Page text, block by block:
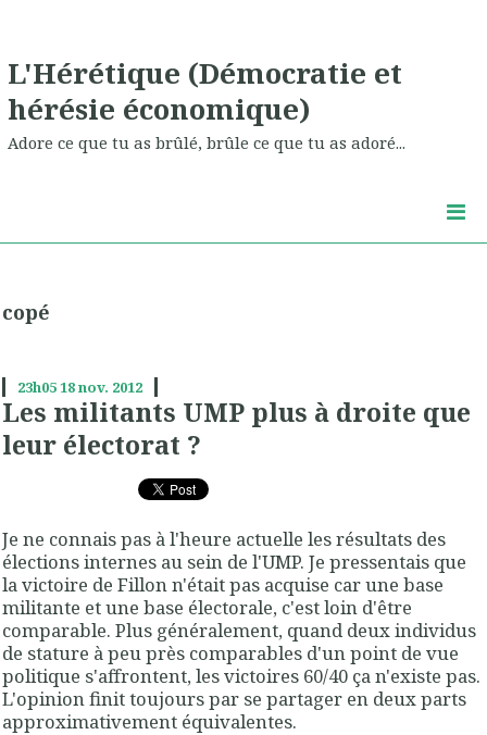
L'Hérétique (Démocratie et
hérésie économique)
Adore ce que tu as brûlé, brûle ce que tu as adoré...
copé
23h0518nov. 2012
Les militants UMP plus à droite que
leur électorat ?
Je ne connais pas à l'heure actuelle les résultats des
élections internes au sein de l'UMP. Je pressentais que
la victoire de Fillon n'était pas acquise car une base
militante et une base électorale, c'est loin d'être
comparable. Plus généralement, quand deux individus
de stature à peu près comparables d'un point de vue
politique s'affrontent, les victoires 60/40 ça n'existe pas.
L'opinion finit toujours par se partager en deux parts
approximativement équivalentes.